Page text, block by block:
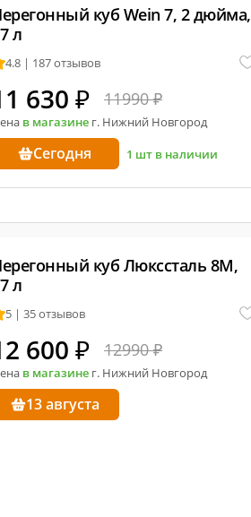
куб Wein 7, 2 дюйма,
л
4.8 | 187 отзывов
630 ₽ 11990 ₽
в магазине г. Нижний Новгород
Сегодня 1 шт в наличии
куб Люкссталь 8М,
л
5 | 35 отзывов
600 ₽ 12990 ₽
в магазине г. Нижний Новгород
13 августа